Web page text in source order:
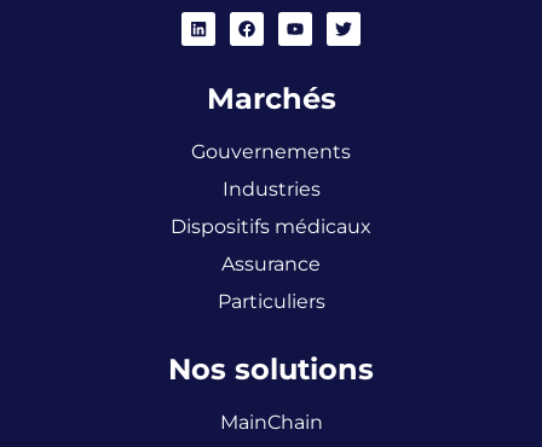
Marchés
Gouvernements
Industries
Dispositifs médicaux
Assurance
Particuliers
Nos solutions
MainChain